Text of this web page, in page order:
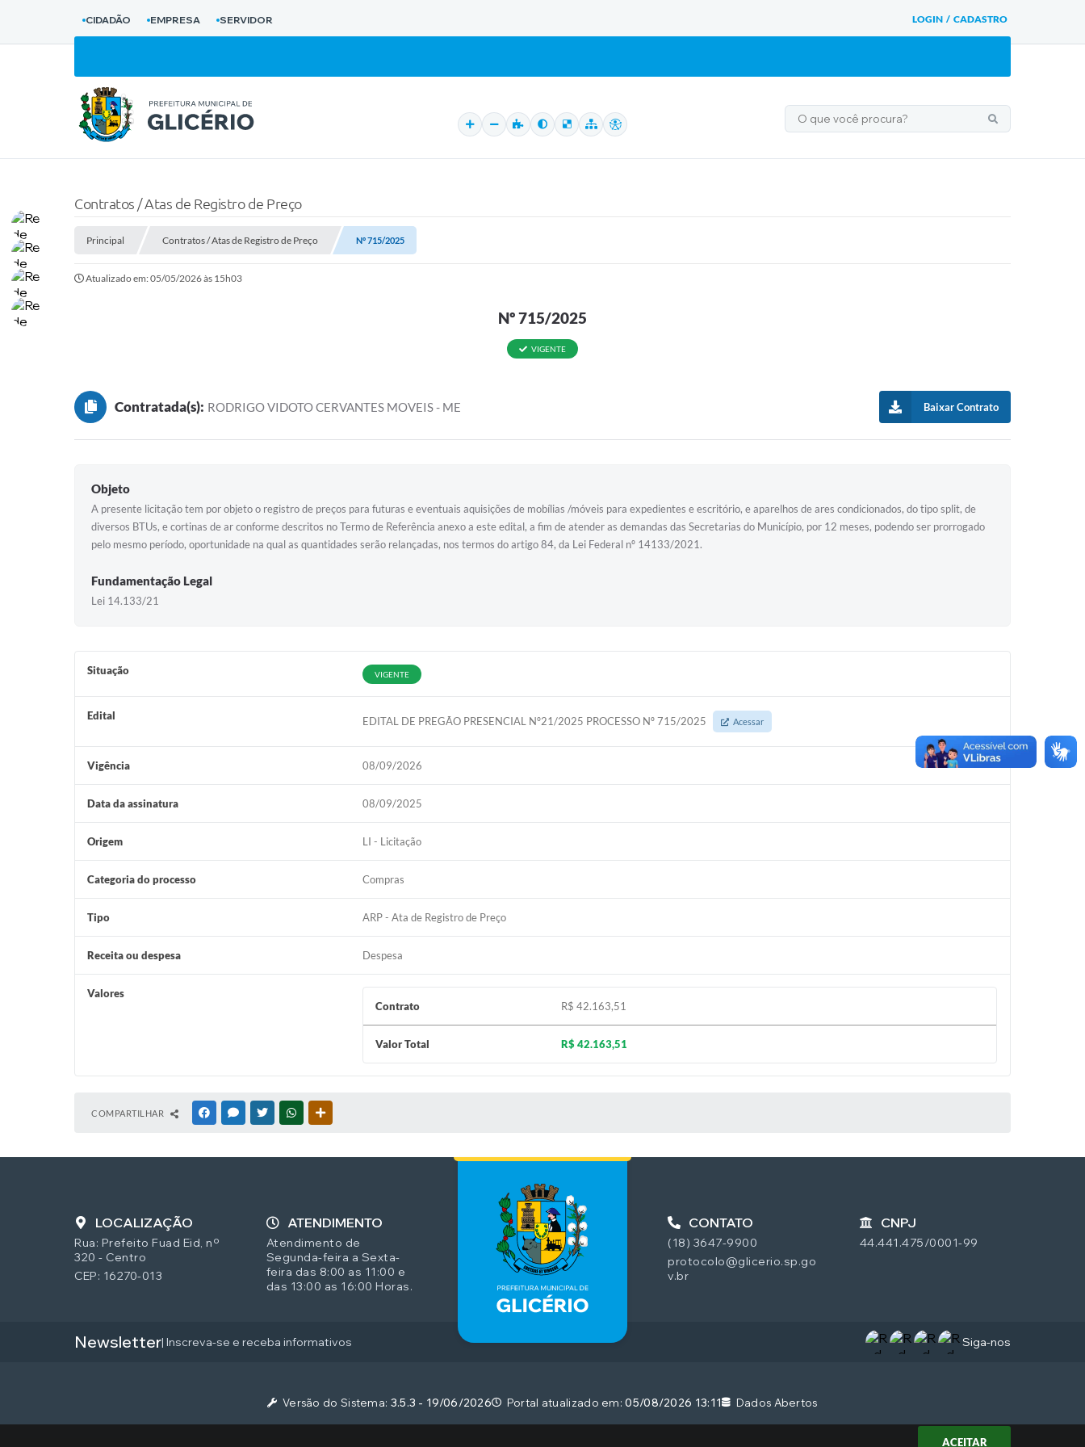
ACEITAR
LOGIN / CADASTRO
CIDADÃO EMPRESA SERVIDOR
Contratos / Atas de Registro de Preço
Principal Contratos / Atas de Registro de Preço Nº 715/2025
Atualizado em: 05/05/2026 às 15h03
Nº 715/2025
VIGENTE
Contratada(s): RODRIGO VIDOTO CERVANTES MOVEIS - ME Baixar Contrato
Objeto
A presente licitação tem por objeto o registro de preços para futuras e eventuais aquisições de mobílias /móveis para expedientes e escritório, e aparelhos de ares condicionados, do tipo split, de
diversos BTUs, e cortinas de ar conforme descritos no Termo de Referência anexo a este edital, a fim de atender as demandas das Secretarias do Município, por 12 meses, podendo ser prorrogado
pelo mesmo período, oportunidade na qual as quantidades serão relançadas, nos termos do artigo 84, da Lei Federal nº 14133/2021.
Fundamentação Legal
Lei 14.133/21
Situação VIGENTE
Edital EDITAL DE PREGÃO PRESENCIAL Nº21/2025 PROCESSO Nº 715/2025 Acessar
Vigência 08/09/2026
Data da assinatura 08/09/2025
Origem LI - Licitação
Categoria do processo Compras
Tipo ARP - Ata de Registro de Preço
Receita ou despesa Despesa
Valores
Contrato
R$ 42.163,51
Valor Total R$ 42.163,51
COMPARTILHAR FACEBOOKMESSENGER
TWITTERWHATSAPP
Siga-nos
LOCALIZAÇÃO
Rua: Prefeito Fuad Eid, nº
320 - Centro
CEP: 16270-013
CONTATO
(18) 3647-9900
protocolo@glicerio.sp.go
v.br
ATENDIMENTO
Atendimento de
Segunda-feira a Sexta-
feira das 8:00 as 11:00 e
das 13:00 as 16:00 Horas.
CNPJ
44.441.475/0001-99
Newsletter| Inscreva-se e receba informativos
Versão do Sistema: 3.5.3 - 19/06/2026 Portal atualizado em:05/08/2026 13:11 Dados Abertos